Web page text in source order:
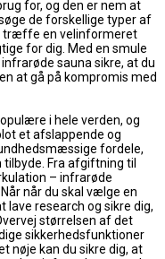
for, og den er nem at
de forskellige typer af
træffe en velinformeret
for dig. Med en smule
sauna sikre, at du
at gå på kompromis med
i hele verden, og
et afslappende og
fordele,
Fra afgiftning til
– infrarøde
når du skal vælge en
lave research og sikre dig,
størrelsen af det
sikkerhedsfunktioner
nøje kan du sikre dig, at